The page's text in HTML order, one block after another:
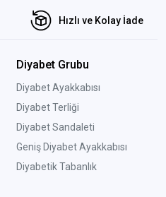
Hızlı ve Kolay İade
Diyabet Grubu
Diyabet Ayakkabısı
Diyabet Terliği
Diyabet Sandaleti
Geniş Diyabet Ayakkabısı
Diyabetik Tabanlık